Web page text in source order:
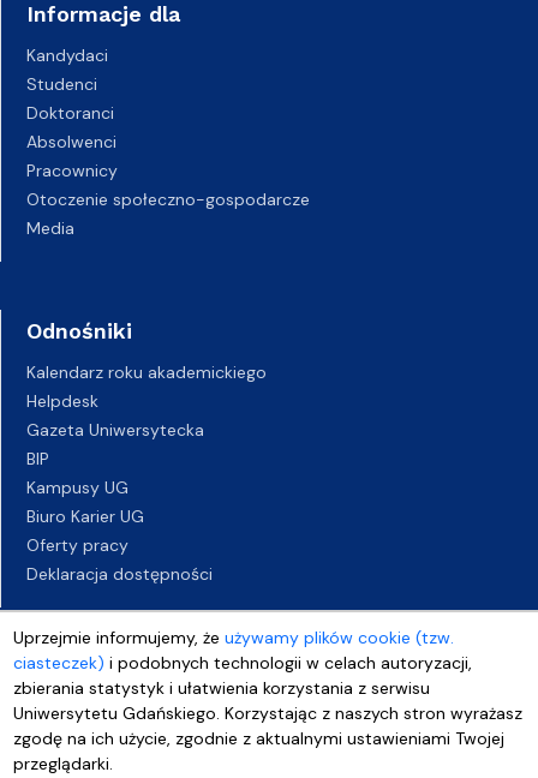
Uprzejmie informujemy, żeużywamy plików cookie (tzw.
ciasteczek) i podobnych technologii w celach autoryzacji,
zbierania statystyk i ułatwienia korzystania z serwisu
Uniwersytetu Gdańskiego. Korzystając z naszych stron wyrażasz
zgodę na ich użycie, zgodnie z aktualnymi ustawieniami Twojej
przeglądarki.
Informacje dla
Kandydaci
Studenci
Doktoranci
Absolwenci
Pracownicy
Otoczenie społeczno-gospodarcze
Media
Odnośniki
Kalendarz roku akademickiego
Helpdesk
Gazeta Uniwersytecka
BIP
Kampusy UG
Biuro Karier UG
Oferty pracy
Deklaracja dostępności